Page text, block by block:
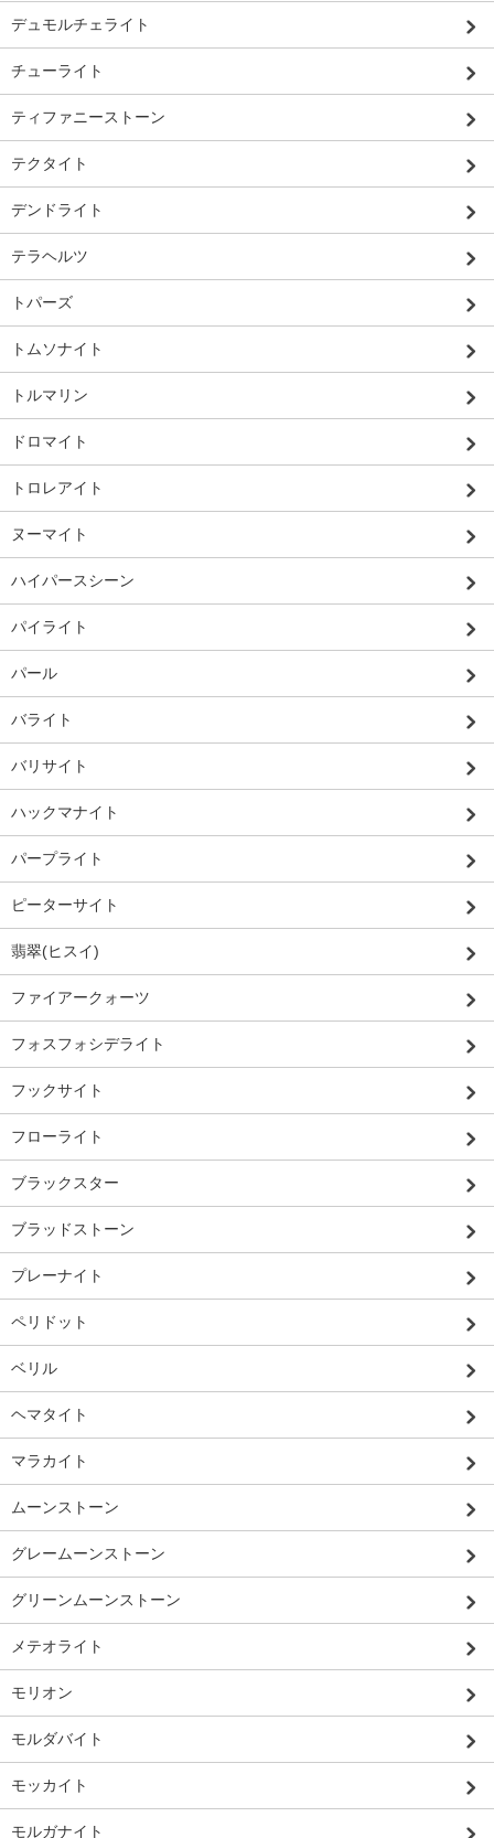
デュモルチェライト
チューライト
ティファニーストーン
テクタイト
デンドライト
テラヘルツ
トパーズ
トムソナイト
トルマリン
ドロマイト
トロレアイト
ヌーマイト
ハイパースシーン
パイライト
パール
バライト
バリサイト
ハックマナイト
パープライト
ピーターサイト
翡翠(ヒスイ)
ファイアークォーツ
フォスフォシデライト
フックサイト
フローライト
ブラックスター
ブラッドストーン
プレーナイト
ペリドット
ベリル
ヘマタイト
マラカイト
ムーンストーン
グレームーンストーン
グリーンムーンストーン
メテオライト
モリオン
モルダバイト
モッカイト
モルガナイト